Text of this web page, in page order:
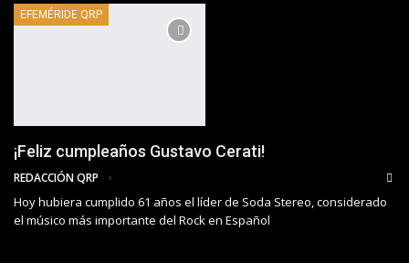
EFEMÉRIDE QRP
¡Feliz cumpleaños Gustavo Cerati!
REDACCIÓN QRP
Hoy hubiera cumplido 61 años el líder de Soda Stereo, considerado
el músico más importante del Rock en Español